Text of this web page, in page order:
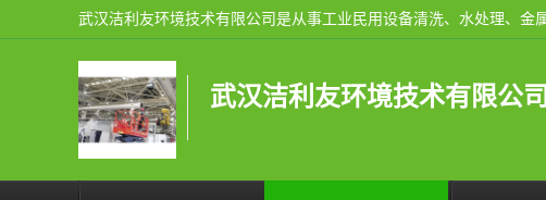
武汉洁利友环境技术有限公司